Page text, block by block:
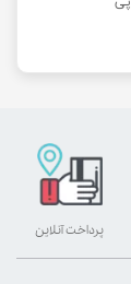
پرداخت آنلاین